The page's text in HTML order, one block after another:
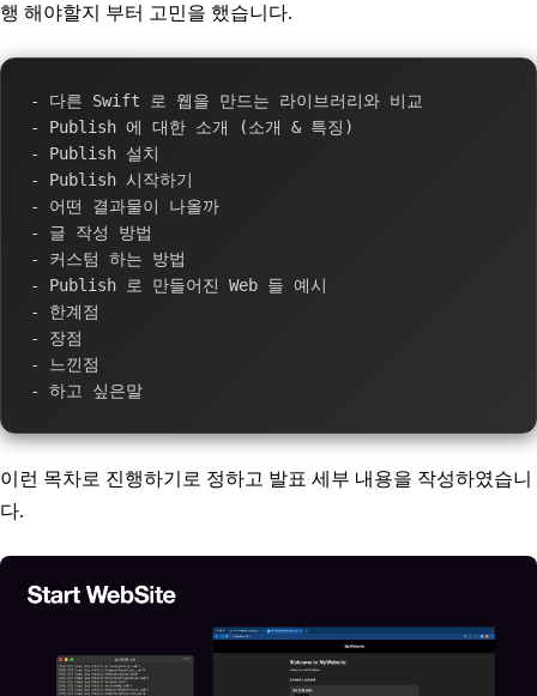
행 해야할지 부터 고민을 했습니다.
- 다른 Swift 로 웹을 만드는 라이브러리와 비교
- Publish 에 대한 소개 (소개 & 특징)
- Publish 설치
- Publish 시작하기
- 어떤 결과물이 나올까
- 글 작성 방법
- 커스텀 하는 방법
- Publish 로 만들어진 Web 들 예시
- 한계점
- 장점
- 느낀점
이런 목차로 진행하기로 정하고 발표 세부 내용을 작성하였습니
다.